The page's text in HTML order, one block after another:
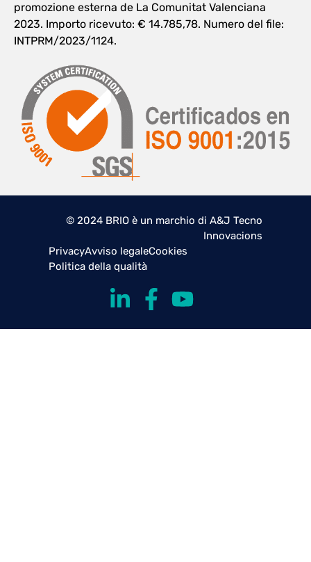
promozione esterna de La Comunitat Valenciana
2023. Importo ricevuto: € 14.785,78. Numero del file:
INTPRM/2023/1124.
© 2024 BRIO è un marchio di A&J Tecno
Innovacions
PrivacyAvviso legaleCookies
Politica della qualità